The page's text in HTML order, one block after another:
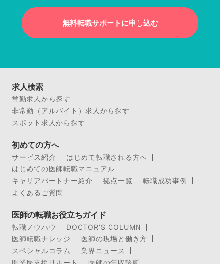
無料転職サポートに申し込む
求人検索
常勤求人から探す
非常勤（アルバイト）求人から探す
スポット求人から探す
初めての方へ
サービス紹介
はじめて転職される方へ
はじめての医師転職マニュアル
キャリアパートナー紹介
拠点一覧
転職成功事例
よくあるご質問
医師の転職お役立ちガイド
転職ノウハウ
DOCTOR’S COLUMN
医師転職ナレッジ
医師の現場と働き方
スペシャルコラム
業界ニュース